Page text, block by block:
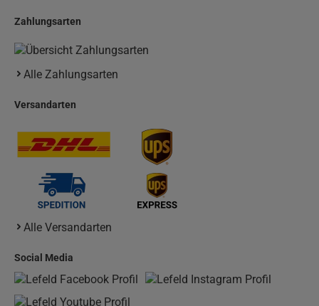
Zahlungsarten
Alle Zahlungsarten
Versandarten
Alle Versandarten
Social Media